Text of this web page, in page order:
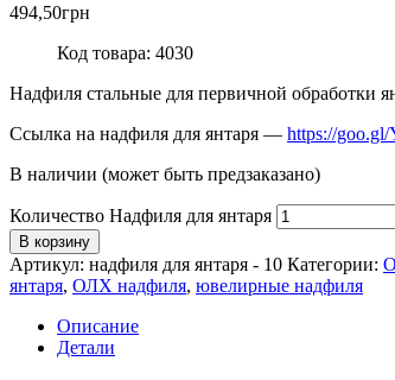
494,50грн
Код товара: 4030
Надфиля стальные для первичной обработки
Ссылка на надфиля для янтаря — https://
В наличии (может быть предзаказано)
Количество Надфиля для янтаря
В корзину
Артикул: надфиля для янтаря - 10 Категории:
янтаря, ОЛХ надфиля, ювелирные надфиля
Описание
Детали